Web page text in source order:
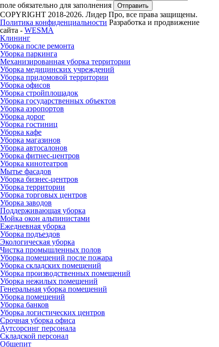
поле обязательно для заполнения
Отправить
COPYRIGHT 2018-2026. Лидер Про, все права защищены.
Политика конфиденциальности Разработка и продвижение
сайта - WESMA
Клининг
Уборка после ремонта
Уборка паркинга
Механизированная уборка территории
Уборка медицинских учреждений
Уборка придомовой территории
Уборка офисов
Уборка стройплощадок
Уборка государственных объектов
Уборка аэропортов
Уборка дорог
Уборка гостиниц
Уборка кафе
Уборка магазинов
Уборка автосалонов
Уборка фитнес-центров
Уборка кинотеатров
Мытье фасадов
Уборка бизнес-центров
Уборка территории
Уборка торговых центров
Уборка заводов
Поддерживающая уборка
Мойка окон альпинистами
Ежедневная уборка
Уборка подъездов
Экологическая уборка
Чистка промышленных полов
Уборка помещений после пожара
Уборка складских помещений
Уборка производственных помещений
Уборка нежилых помещений
Генеральная уборка помещений
Уборка помещений
Уборка банков
Уборка логистических центров
Срочная уборка офиса
Аутсорсинг персонала
Складской персонал
Общепит